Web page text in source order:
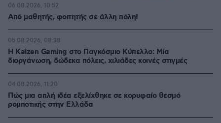
Από μαθητής, φοιτητής σε άλλη πόλη!
06.08.2026, 10:52
H Kaizen Gaming στο Παγκόσμιο Kύπελλο: Μία
διοργάνωση, δώδεκα πόλεις, χιλιάδες κοινές στιγμές
05.08.2026, 08:38
Πώς μια απλή ιδέα εξελίχθηκε σε κορυφαίο θεσμό
ρομποτικής στην Ελλάδα
04.08.2026, 11:20